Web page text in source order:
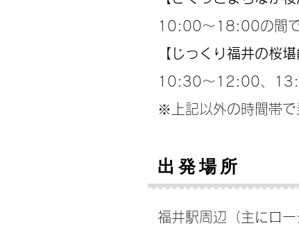
10:00～18:00の間で
【じっくり福井の桜
10:30～12:00、
※上記以外の時間帯で
出発場所
福井駅周辺（主にロー